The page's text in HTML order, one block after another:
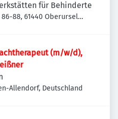
für Behinderte
88, 61440 Oberursel
(m/w/d),
Allendorf, Deutschland